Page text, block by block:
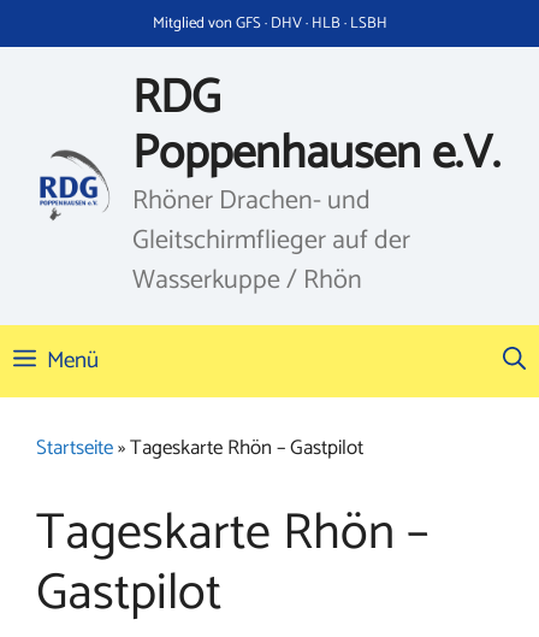
Inhalt
Mitglied von GFS · DHV · HLB · LSBH
RDG
Poppenhausen e.V.
Rhöner Drachen- und
Gleitschirmflieger auf der
Wasserkuppe / Rhön
Menü
Startseite»Tageskarte Rhön – Gastpilot
Tageskarte Rhön –
Gastpilot